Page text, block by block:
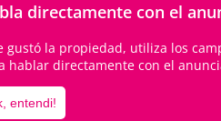
directamente con el
gustó la propiedad, utiliza los
hablar directamente con el
entendi!
8Personas